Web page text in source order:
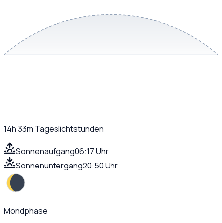
14h 33m Tageslichtstunden
Sonnenaufgang06:17 Uhr
Sonnenuntergang20:50 Uhr
Mondphase